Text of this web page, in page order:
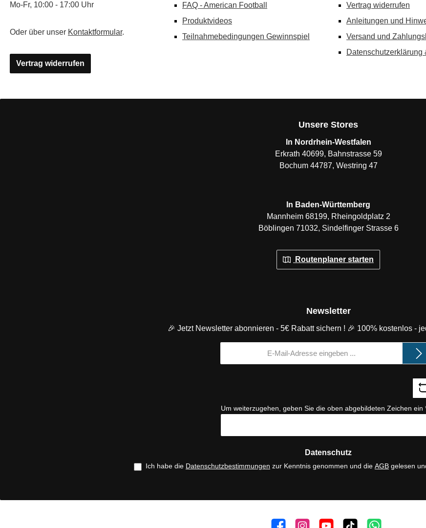
Mo-Fr, 10:00 - 17:00 Uhr
Oder über unser Kontaktformular.
Vertrag widerrufen
FAQ - American Football
Produktvideos
Teilnahmebedingungen Gewinnspiel
Vertrag widerrufen
Anleitungen und
Versand und
Datenschutzerklärung
Newsletter
🎉 Jetzt Newsletter abonnieren - 5€ Rabatt sichern ! 🎉 100% kostenlos -
Um weiterzugehen, geben Sie die oben abgebildeten Zeichen ein
Datenschutz
Ich habe die Datenschutzbestimmungen zur Kenntnis genommen und die AGB gelesen
Unsere Stores
In Nordrhein-Westfalen
Erkrath 40699, Bahnstrasse 59
Bochum 44787, Westring 47
In Baden-Württemberg
Mannheim 68199, Rheingoldplatz 2
Böblingen 71032, Sindelfinger Strasse 6
Routenplaner starten